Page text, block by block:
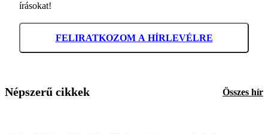
írásokat!
FELIRATKOZOM A HÍRLEVÉLRE
Népszerű cikkek Összes hír